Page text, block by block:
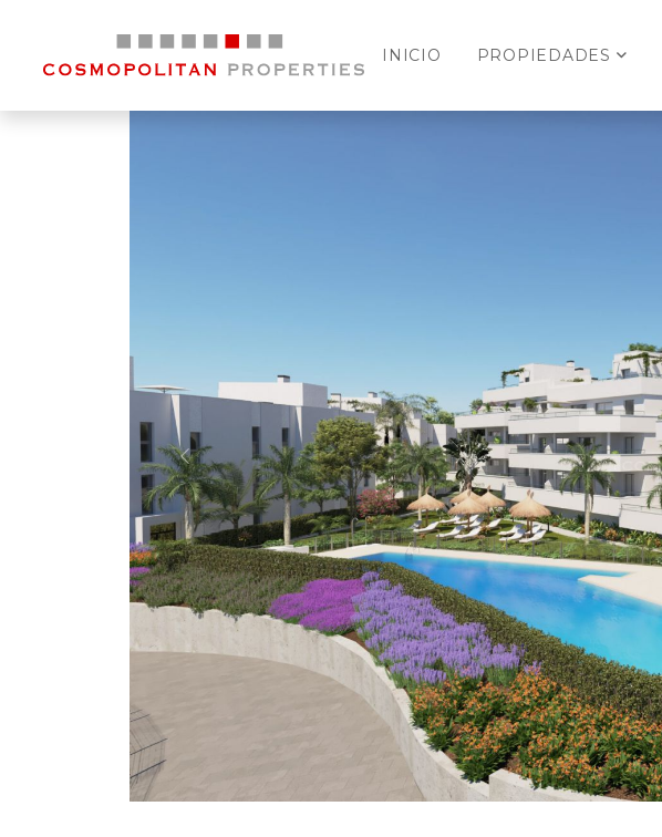
INICIO PROPIEDADES
Previous